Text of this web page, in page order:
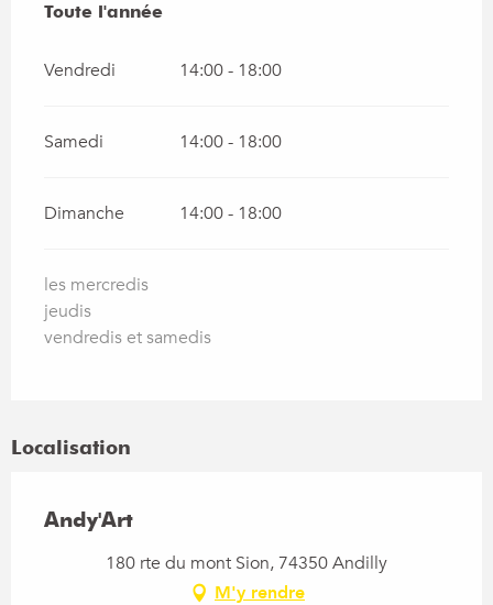
Toute l'année
Toute l'année
Vendredi 14:00 - 18:00
Samedi 14:00 - 18:00
Dimanche 14:00 - 18:00
les mercredis
jeudis
vendredis et samedis
Localisation
Andy'Art
180 rte du mont Sion, 74350 Andilly
M'y rendre